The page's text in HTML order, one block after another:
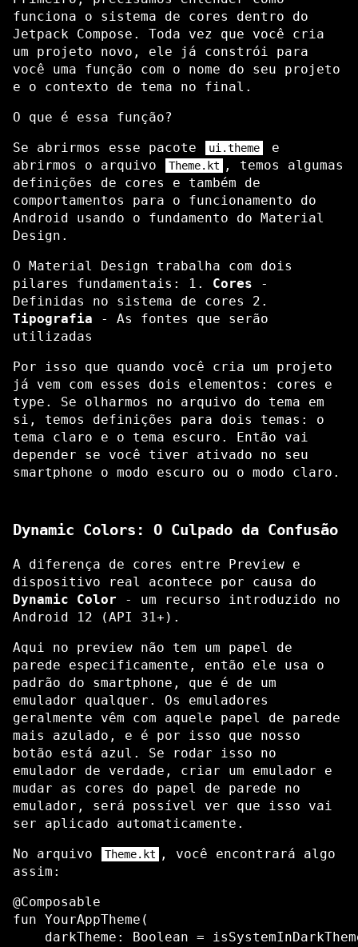
funciona o sistema de cores dentro do
Jetpack Compose. Toda vez que você cria
um projeto novo, ele já constrói para
você uma função com o nome do seu projeto
e o contexto de tema no final.
O que é essa função?
Se abrirmos esse pacote
ui.theme
e
abrirmos o arquivo
Theme.kt
, temos algumas
definições de cores e também de
comportamentos para o funcionamento do
Android usando o fundamento do Material
Design.
O Material Design trabalha com dois
pilares fundamentais: 1. Cores -
Definidas no sistema de cores 2.
Tipografia - As fontes que serão
utilizadas
Por isso que quando você cria um projeto
já vem com esses dois elementos: cores e
type. Se olharmos no arquivo do tema em
si, temos definições para dois temas: o
tema claro e o tema escuro. Então vai
depender se você tiver ativado no seu
smartphone o modo escuro ou o modo claro.
Dynamic Colors: O Culpado da Confusão
A diferença de cores entre Preview e
dispositivo real acontece por causa do
Dynamic Color - um recurso introduzido no
Android 12 (API 31+).
Aqui no preview não tem um papel de
parede especificamente, então ele usa o
padrão do smartphone, que é de um
emulador qualquer. Os emuladores
geralmente vêm com aquele papel de parede
mais azulado, e é por isso que nosso
botão está azul. Se rodar isso no
emulador de verdade, criar um emulador e
mudar as cores do papel de parede no
emulador, será possível ver que isso vai
ser aplicado automaticamente.
No arquivo
Theme.kt
, você encontrará algo
assim:
@Composable
fun YourAppTheme(
darkTheme: Boolean =